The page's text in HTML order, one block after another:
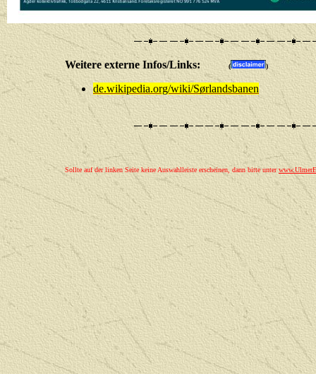
Weitere externe Infos/Links:( )
de.wikipedia.org/wiki/Sørlandsbanen
Sollte auf der linken Seite keine Auswahlleiste erscheinen, dann bitte unter